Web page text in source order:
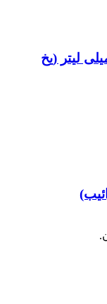
کننده اسپری لیتل تریس 103 میلی لیتر (یخ